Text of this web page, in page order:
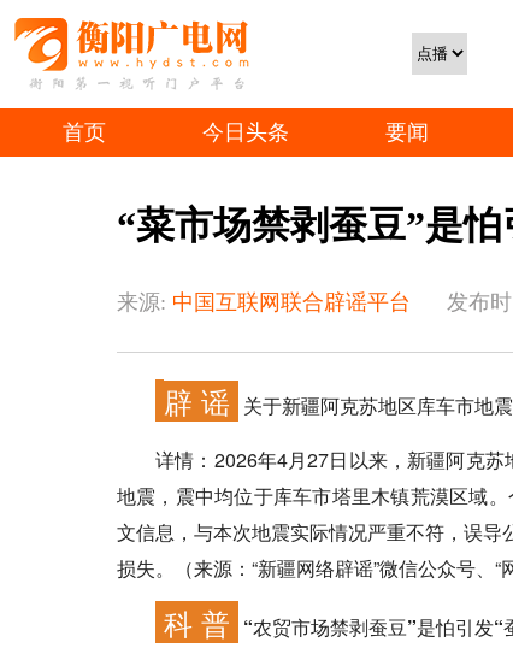
首页 今日头条 要闻
“菜市场禁剥蚕豆”是怕
来源: 中国互联网联合辟谣平台 发布
辟 谣 关于新疆阿克苏地区库车市地
详情： 2026年4月27日以来，新疆阿克
地震，震中均位于库车市塔里木镇荒漠区域
文信息，与本次地震实际情况严重不符，误
损失。（来源：“新疆网络辟谣”微信公众号、“
科 普 “农贸市场禁剥蚕豆”是怕引发“